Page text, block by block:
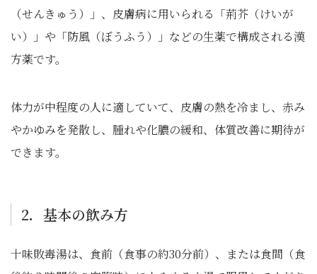
（せんきゅう）」、皮膚病に用いられる「荊芥（けいが
い）」や「防風（ぼうふう）」などの生薬で構成される漢
方薬です。
体力が中程度の人に適していて、皮膚の熱を冷まし、赤み
やかゆみを発散し、腫れや化膿の緩和、体質改善に期待が
できます。
2．基本の飲み方
十味敗毒湯は、食前（食事の約30分前）、または食間（食